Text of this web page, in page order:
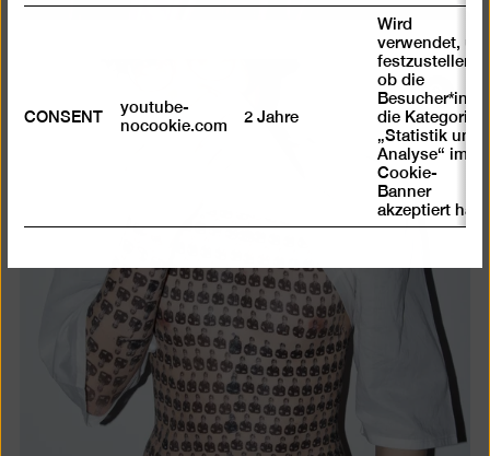
Bild
in
einer
öffnen
CONSENT
youtube-
nocookie.com
2 Jahre
Wird
verwendet, um
festzustellen ,
ob die
Besucher*in
die Kategorie
„Statistik und
Analyse“ im
Cookie-
Banner
akzeptiert hat